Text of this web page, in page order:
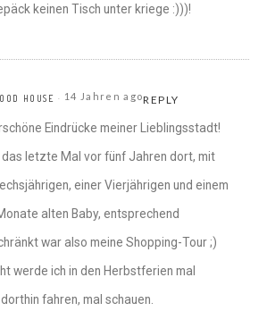
keinen Tisch unter kriege :)))!
HOUSE 14 Jahren agoREPLY
Eindrücke meiner Lieblingsstadt!
das letzte Mal vor fünf Jahren dort, mit
einer Vierjährigen und einem
alten Baby, entsprechend
war also meine Shopping-Tour ;)
werde ich in den Herbstferien mal
fahren, mal schauen.